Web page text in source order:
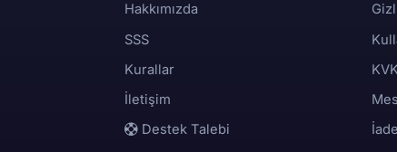
Hakkımızda
SSS
Kurallar
İletişim
Destek Talebi